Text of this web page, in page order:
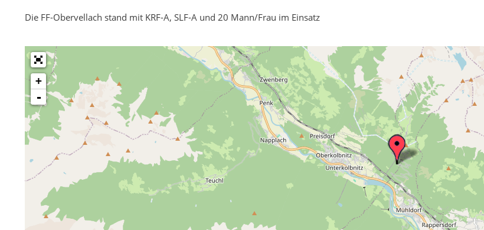
Die FF-Obervellach stand mit KRF-A, SLF-A und 20 Mann/Frau im Einsatz
+
-